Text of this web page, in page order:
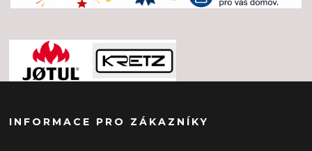
INFORMACE PRO ZÁKAZNÍKY